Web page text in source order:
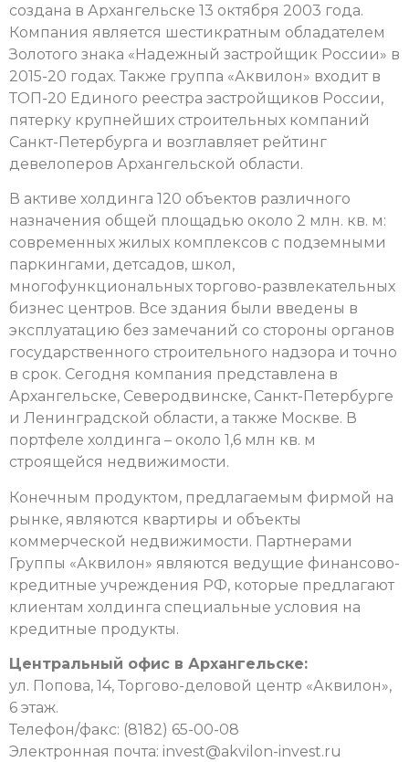
создана в Архангельске 13 октября 2003 года.
Компания является шестикратным обладателем
Золотого знака «Надежный застройщик России» в
2015-20 годах. Также группа «Аквилон» входит в
ТОП-20 Единого реестра застройщиков России,
пятерку крупнейших строительных компаний
Санкт-Петербурга и возглавляет рейтинг
девелоперов Архангельской области.
В активе холдинга 120 объектов различного
назначения общей площадью около 2 млн. кв. м:
современных жилых комплексов с подземными
паркингами, детсадов, школ,
многофункциональных торгово-развлекательных
бизнес центров. Все здания были введены в
эксплуатацию без замечаний со стороны органов
государственного строительного надзора и точно
в срок. Сегодня компания представлена в
Архангельске, Северодвинске, Санкт-Петербурге
и Ленинградской области, а также Москве. В
портфеле холдинга – около 1,6 млн кв. м
строящейся недвижимости.
Конечным продуктом, предлагаемым фирмой на
рынке, являются квартиры и объекты
коммерческой недвижимости. Партнерами
Группы «Аквилон» являются ведущие финансово-
кредитные учреждения РФ, которые предлагают
клиентам холдинга специальные условия на
кредитные продукты.
Центральный офис в Архангельске:
ул. Попова, 14, Торгово-деловой центр «Аквилон»,
6 этаж.
Телефон/факс: (8182) 65-00-08
Электронная почта: invest@akvilon-invest.ru